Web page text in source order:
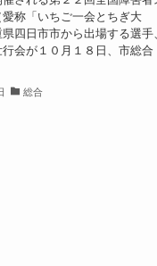
称「いちご一会とちぎ大
四日市市から出場する選手
会が１０月１８日、市総合
総合